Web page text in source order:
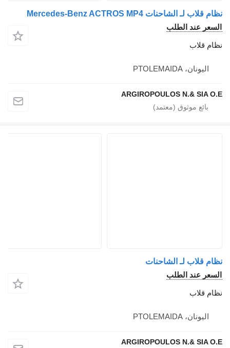
نظام قلاب لـ الشاحنات Mercedes-Benz ACTROS MP4
السعر عند الطلب
نظام قلاب
اليونان، PTOLEMAIDA
ARGIROPOULOS N.& SIA O.E
نظام قلاب لـ الشاحنات
السعر عند الطلب
نظام قلاب
اليونان، PTOLEMAIDA
ARGIROPOULOS N.& SIA O.E